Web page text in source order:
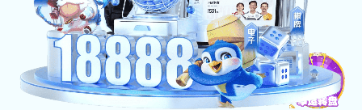
当前位置:首页>办公服务 >办事流程> 正文
pg电子模拟器免费: 办事流程